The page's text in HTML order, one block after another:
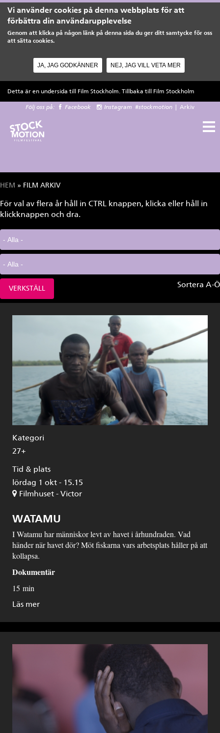
Vi använder cookies på denna webbplats för att
förbättra din användarupplevelse
Genom att klicka på någon länk på denna sida du ger ditt samtycke för oss
att sätta cookies.
JA, JAG GODKÄNNER NEJ, JAG VILL VETA MER
Detta är en undersida till Film Stockholm. Tillbaka till Film Stockholm
Följ oss på: Facebook Instagram #stockmotion Arkiv
Du är här
HEM » FILM ARKIV
För val av flera år håll in CTRL knappen, klicka eller håll in
klickknappen och dra.
Sortera A-Ö
Kategori
27+
Tid & plats
lördag 1 okt - 15.15
Filmhuset - Victor
WATAMU
I Watamu har människor levt av havet i århundraden. Vad
händer när havet dör? Möt fiskarna vars arbetsplats håller på att
kollapsa.
Dokumentär
15 min
Läs mer